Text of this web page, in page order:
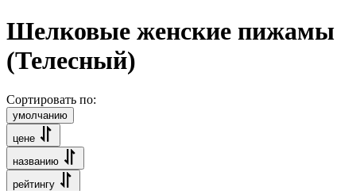
Шелковые женские пижамы
(Телесный)
Сортировать по:
умолчанию
цене
названию
рейтингу